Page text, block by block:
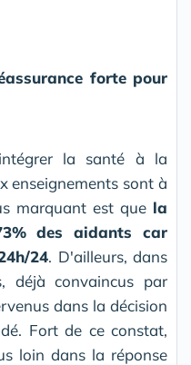
forte pour
la santé à la
enseignements sont à
marquant est que la
des aidants car
24. D'ailleurs, dans
déjà convaincus par
dans la décision
Fort de ce constat,
loin dans la réponse